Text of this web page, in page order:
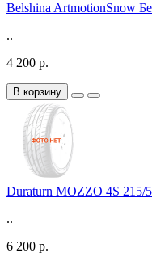
Belshina ArtmotionSnow
..
4 200 р.
В корзину
Duraturn MOZZO 4S 215/
..
6 200 р.